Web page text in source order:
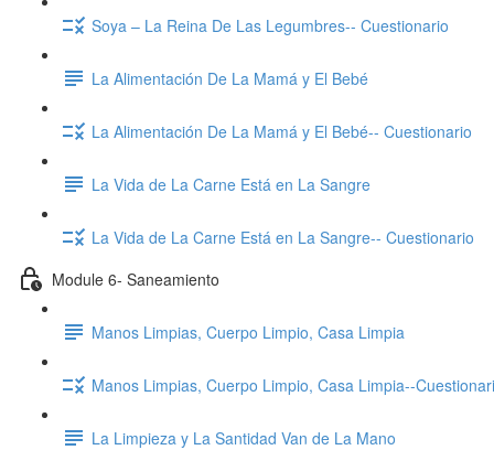
Soya – La Reina De Las Legumbres-- Cuestionario
La Alimentación De La Mamá y El Bebé
La Alimentación De La Mamá y El Bebé-- Cuestionario
La Vida de La Carne Está en La Sangre
La Vida de La Carne Está en La Sangre-- Cuestionario
Module 6- Saneamiento
Manos Limpias, Cuerpo Limpio, Casa Limpia
Manos Limpias, Cuerpo Limpio, Casa Limpia--
La Limpieza y La Santidad Van de La Mano